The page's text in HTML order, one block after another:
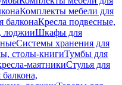
Комплекты мебели для
балконаКресла подвесные,
лоджииШкафы для
Системы хранения для
столы-книгиТумбы для
маятникиСтулья для